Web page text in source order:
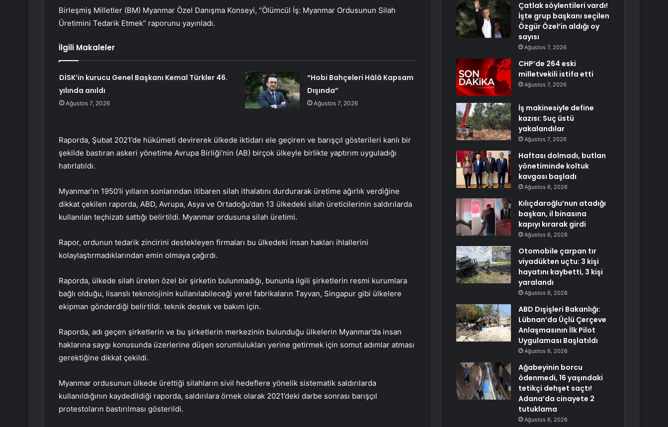
Birleşmiş Milletler (BM) Myanmar Özel Danışma Konseyi, “Ölümcül İş: Myanmar Ordusunun Silah
Üretimini Tedarik Etmek” raporunu yayınladı.
İlgili Makaleler
DİSK’in kurucu Genel Başkanı Kemal Türkler 46.
yılında anıldı
Ağustos 7, 2026
“Hobi Bahçeleri Hâlâ Kapsam
Dışında”
Ağustos 7, 2026
Raporda, Şubat 2021’de hükümeti devirerek ülkede iktidarı ele geçiren ve barışçıl gösterileri kanlı bir
şekilde bastıran askeri yönetime Avrupa Birliği’nin (AB) birçok ülkeyle birlikte yaptırım uyguladığı
hatırlatıldı.
Myanmar’ın 1950’li yılların sonlarından itibaren silah ithalatını durdurarak üretime ağırlık verdiğine
dikkat çekilen raporda, ABD, Avrupa, Asya ve Ortadoğu’dan 13 ülkedeki silah üreticilerinin saldırılarda
kullanılan teçhizatı sattığı belirtildi. Myanmar ordusuna silah üretimi.
Rapor, ordunun tedarik zincirini destekleyen firmaları bu ülkedeki insan hakları ihlallerini
kolaylaştırmadıklarından emin olmaya çağırdı.
Raporda, ülkede silah üreten özel bir şirketin bulunmadığı, bununla ilgili şirketlerin resmi kurumlara
bağlı olduğu, lisanslı teknolojinin kullanılabileceği yerel fabrikaların Tayvan, Singapur gibi ülkelere
ekipman gönderdiği belirtildi. teknik destek ve bakım için.
Raporda, adı geçen şirketlerin ve bu şirketlerin merkezinin bulunduğu ülkelerin Myanmar’da insan
haklarına saygı konusunda üzerlerine düşen sorumlulukları yerine getirmek için somut adımlar atması
gerektiğine dikkat çekildi.
Myanmar ordusunun ülkede ürettiği silahların sivil hedeflere yönelik sistematik saldırılarda
kullanıldığının kaydedildiği raporda, saldırılara örnek olarak 2021’deki darbe sonrası barışçıl
protestoların bastırılması gösterildi.
Çatlak söylentileri vardı!
İşte grup başkanı seçilen
Özgür Özel’in aldığı oy
sayısı
Ağustos 7, 2026
CHP’de 264 eski
milletvekili istifa etti
Ağustos 7, 2026
İş makinesiyle define
kazısı: Suç üstü
yakalandılar
Ağustos 7, 2026
Haftası dolmadı, butlan
yönetiminde koltuk
kavgası başladı
Ağustos 6, 2026
Kılıçdaroğlu’nun atadığı
başkan, il binasına
kapıyı kırarak girdi
Ağustos 6, 2026
Otomobile çarpan tır
viyadükten uçtu: 3 kişi
hayatını kaybetti, 3 kişi
yaralandı
Ağustos 6, 2026
ABD Dışişleri Bakanlığı:
Lübnan’da Üçlü Çerçeve
Anlaşmasının İlk Pilot
Uygulaması Başlatıldı
Ağustos 6, 2026
Ağabeyinin borcu
ödenmedi, 16 yaşındaki
tetikçi dehşet saçtı!
Adana’da cinayete 2
tutuklama
Ağustos 6, 2026